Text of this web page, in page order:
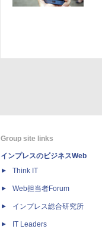
Group site links
インプレスのビジネスWeb
Think IT
Web担当者Forum
インプレス総合研究所
IT Leaders